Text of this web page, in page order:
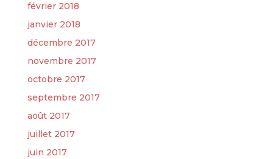
février 2018
janvier 2018
décembre 2017
novembre 2017
octobre 2017
septembre 2017
août 2017
juillet 2017
juin 2017